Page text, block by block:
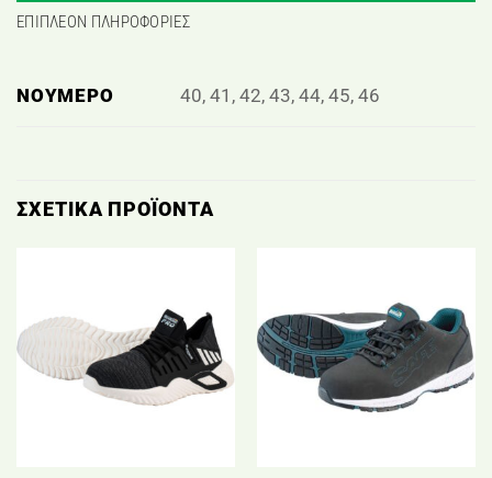
ΕΠΙΠΛΈΟΝ ΠΛΗΡΟΦΟΡΊΕΣ
ΝΟΎΜΕΡΟ 40, 41, 42, 43, 44, 45, 46
ΣΧΕΤΙΚΆ ΠΡΟΪΌΝΤΑ